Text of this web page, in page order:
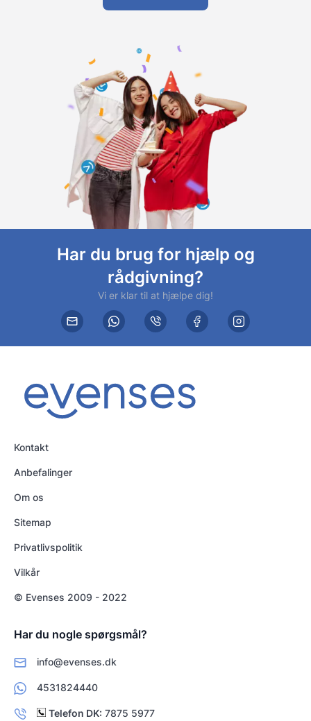
Har du brug for hjælp og
rådgivning?
Vi er klar til at hjælpe dig!
Kontakt
Anbefalinger
Om os
Sitemap
Privatlivspolitik
Vilkår
© Evenses 2009 - 2022
Har du nogle spørgsmål?
info@evenses.dk
4531824440
Telefon DK: 7875 5977